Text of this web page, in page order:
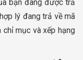
bạn đang được trả
lý đang trả về mã
mục và xếp hạng